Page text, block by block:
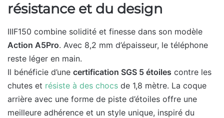
résistance et du design
IIIF150 combine solidité et finesse dans son modèle
Action A5Pro. Avec 8,2 mm d’épaisseur, le téléphone
reste léger en main.
Il bénéficie d’une certification SGS 5 étoiles contre les
chutes et résiste à des chocs de 1,8 mètre. La coque
arrière avec une forme de piste d’étoiles offre une
meilleure adhérence et un style unique, inspiré du